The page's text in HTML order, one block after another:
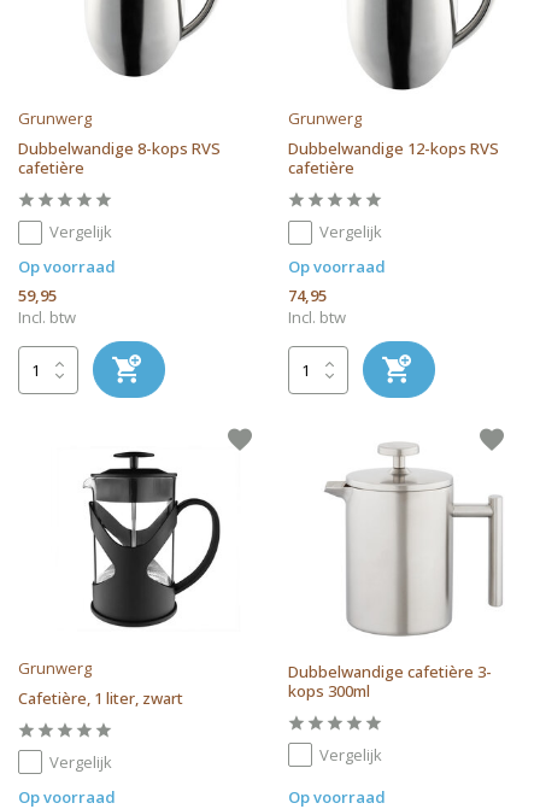
Grunwerg
Dubbelwandige 8-kops RVS
cafetière
Vergelijk
Op voorraad
59,95
Incl. btw
Grunwerg
Dubbelwandige 12-kops RVS
cafetière
Vergelijk
Op voorraad
74,95
Incl. btw
Grunwerg
Cafetière, 1 liter, zwart
Vergelijk
Op voorraad
Dubbelwandige cafetière 3-
kops 300ml
Vergelijk
Op voorraad